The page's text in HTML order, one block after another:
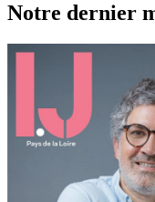
Notre dernier